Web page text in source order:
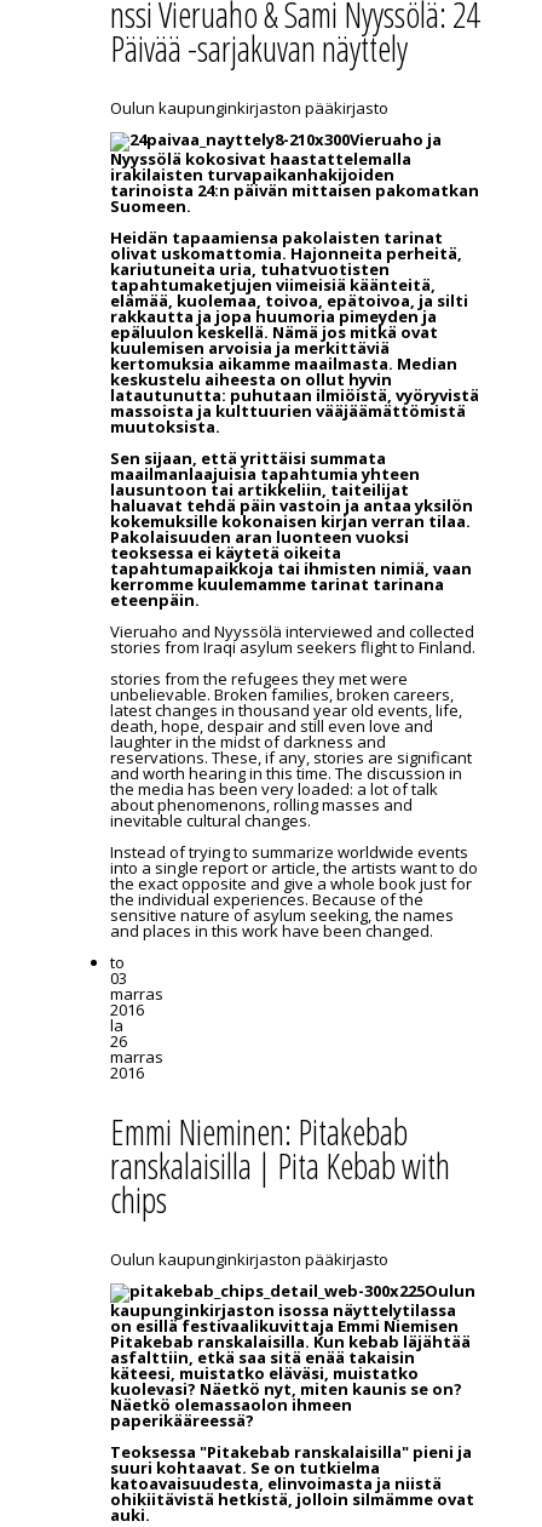
nssi Vieruaho & Sami Nyyssölä: 24
Päivää -sarjakuvan näyttely
Oulun kaupunginkirjaston pääkirjasto
Vieruaho ja
Nyyssölä kokosivat haastattelemalla
irakilaisten turvapaikanhakijoiden
tarinoista 24:n päivän mittaisen pakomatkan
Suomeen.
Heidän tapaamiensa pakolaisten tarinat
olivat uskomattomia. Hajonneita perheitä,
kariutuneita uria, tuhatvuotisten
tapahtumaketjujen viimeisiä käänteitä,
elämää, kuolemaa, toivoa, epätoivoa, ja silti
rakkautta ja jopa huumoria pimeyden ja
epäluulon keskellä. Nämä jos mitkä ovat
kuulemisen arvoisia ja merkittäviä
kertomuksia aikamme maailmasta. Median
keskustelu aiheesta on ollut hyvin
latautunutta: puhutaan ilmiöistä, vyöryvistä
massoista ja kulttuurien vääjäämättömistä
muutoksista.
Sen sijaan, että yrittäisi summata
maailmanlaajuisia tapahtumia yhteen
lausuntoon tai artikkeliin, taiteilijat
haluavat tehdä päin vastoin ja antaa yksilön
kokemuksille kokonaisen kirjan verran tilaa.
Pakolaisuuden aran luonteen vuoksi
teoksessa ei käytetä oikeita
tapahtumapaikkoja tai ihmisten nimiä, vaan
kerromme kuulemamme tarinat tarinana
eteenpäin.
Vieruaho and Nyyssölä interviewed and collected
stories from Iraqi asylum seekers flight to Finland.
stories from the refugees they met were
unbelievable. Broken families, broken careers,
latest changes in thousand year old events, life,
death, hope, despair and still even love and
laughter in the midst of darkness and
reservations. These, if any, stories are significant
and worth hearing in this time. The discussion in
the media has been very loaded: a lot of talk
about phenomenons, rolling masses and
inevitable cultural changes.
Instead of trying to summarize worldwide events
into a single report or article, the artists want to do
the exact opposite and give a whole book just for
the individual experiences. Because of the
sensitive nature of asylum seeking, the names
and places in this work have been changed.
to
03
marras
2016
la
26
marras
2016
Emmi Nieminen: Pitakebab
ranskalaisilla | Pita Kebab with
chips
Oulun kaupunginkirjaston pääkirjasto
Oulun
kaupunginkirjaston isossa näyttelytilassa
on esillä festivaalikuvittaja Emmi Niemisen
Pitakebab ranskalaisilla. Kun kebab läjähtää
asfalttiin, etkä saa sitä enää takaisin
käteesi, muistatko eläväsi, muistatko
kuolevasi? Näetkö nyt, miten kaunis se on?
Näetkö olemassaolon ihmeen
paperikääreessä?
Teoksessa "Pitakebab ranskalaisilla" pieni ja
suuri kohtaavat. Se on tutkielma
katoavaisuudesta, elinvoimasta ja niistä
ohikiitävistä hetkistä, jolloin silmämme ovat
auki.